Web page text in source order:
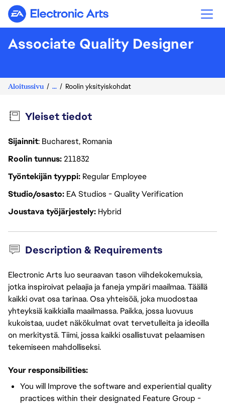
Electronic Arts
Associate Quality Designer
Aloitussivu ... Roolin yksityiskohdat
Yleiset tiedot
Sijainnit: Bucharest, Romania
Roolin tunnus211832
Työntekijän tyyppi Regular Employee
Studio/osasto EA Studios - Quality Verification
Joustava työjärjestely Hybrid
Description & Requirements
Electronic Arts luo seuraavan tason viihdekokemuksia,
jotka inspiroivat pelaajia ja faneja ympäri maailmaa. Täällä
kaikki ovat osa tarinaa. Osa yhteisöä, joka muodostaa
yhteyksiä kaikkialla maailmassa. Paikka, jossa luovuus
kukoistaa, uudet näkökulmat ovat tervetulleita ja ideoilla
on merkitystä. Tiimi, jossa kaikki osallistuvat pelaamisen
tekemiseen mahdolliseksi.
Your responsibilities:
You will Improve the software and experiential quality
practices within their designated Feature Group -